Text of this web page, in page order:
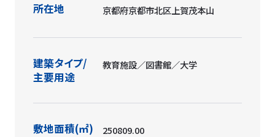
所在地 京都府京都市北区上賀茂本山
建築タイプ/
主要用途
教育施設／図書館／大学
敷地面積(㎡) 250809.00